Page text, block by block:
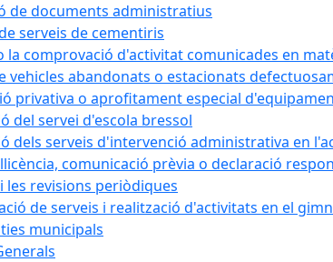
de documents administratius
serveis de cementiris
la comprovació d'activitat comunicades en
vehicles abandonats o estacionats
privativa o aprofitament especial
del servei d'escola bressol
dels serveis d'intervenció administrativa en
comunicació prèvia o declaració
revisions periòdiques
de serveis i realització d'activitats en el
municipals